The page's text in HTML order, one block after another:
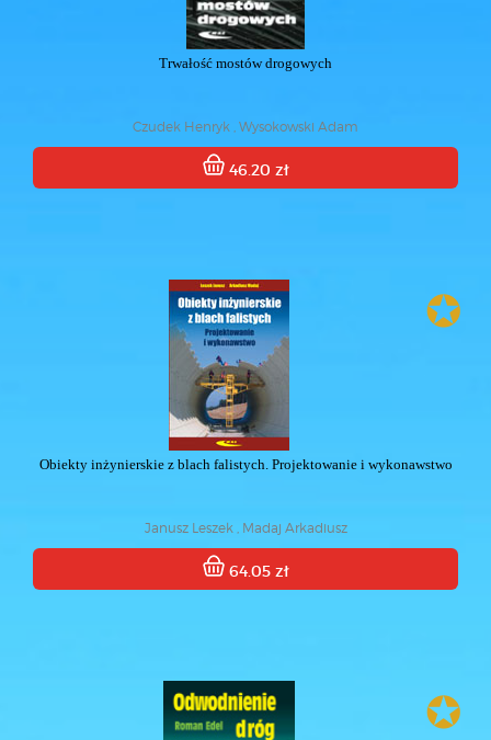
Trwałość mostów drogowych
Czudek Henryk , Wysokowski Adam
46.20 zł
✪
Obiekty inżynierskie z blach falistych. Projektowanie i wykonawstwo
Janusz Leszek , Madaj Arkadiusz
64.05 zł
✪